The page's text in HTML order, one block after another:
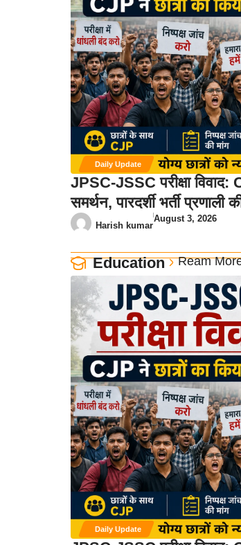
Daily Update
JPSC-JSSC परीक्षा
समर्थन, पारदर्शी भर्ती प्रणाली
Harish kumar
August 3, 2026
Education Ream
Daily Update